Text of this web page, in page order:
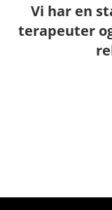
Vi har en
terapeuter